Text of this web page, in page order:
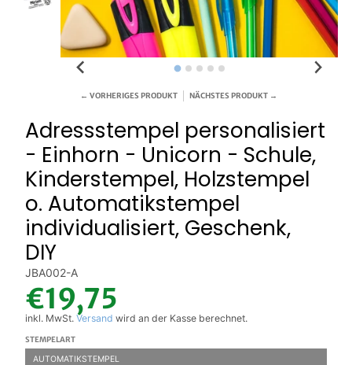
← VORHERIGES PRODUKT NÄCHSTES PRODUKT →
Adressstempel personalisiert
- Einhorn - Unicorn - Schule,
Kinderstempel, Holzstempel
o. Automatikstempel
individualisiert, Geschenk,
DIY
JBA002-A
€19,75
inkl. MwSt. Versand wird an der Kasse berechnet.
STEMPELART
AUTOMATIKSTEMPEL